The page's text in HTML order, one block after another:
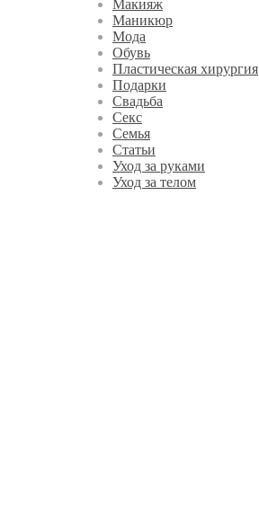
Макияж
Маникюр
Мода
Обувь
Пластическая хирургия
Подарки
Свадьба
Секс
Семья
Статьи
Уход за руками
Уход за телом